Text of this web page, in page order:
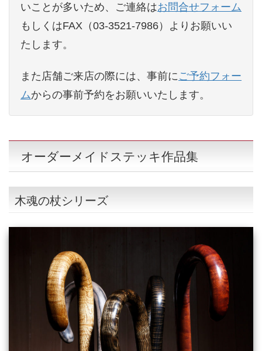
いことが多いため、ご連絡はお問合せフォーム
もしくはFAX（03-3521-7986）よりお願いい
たします。
また店舗ご来店の際には、事前に ご予約フォー
ムからの事前予約をお願いいたします。
オーダーメイドステッキ作品集
木魂の杖シリーズ